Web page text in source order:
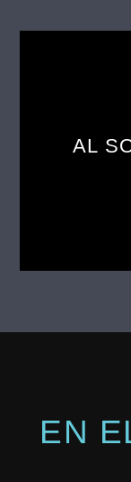
AL
EN